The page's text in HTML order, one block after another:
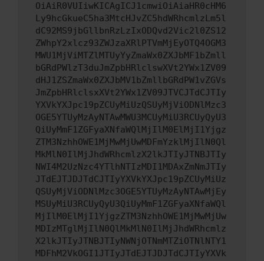
OiAiR0VUIiwKICAgICJ1cmwiOiAiaHR0cHM6
Ly9hcGkueC5ha3MtcHJvZC5hdWRhcmlzLm5l
dC92MS9jbGllbnRzLzIxODQvd2Vic2l0ZS12
ZWhpY2xlcz93ZWJzaXRlPTVmMjEyOTQ4OGM3
MWU1MjViMTZlMTUyYyZmaWx0ZXJbMF1bZmll
bGRdPWlzT3duJmZpbHRlclswXVt2YWx1ZV09
dHJ1ZSZmaWx0ZXJbMV1bZmllbGRdPW1vZGVs
JmZpbHRlclsxXVt2YWx1ZV09JTVCJTdCJTIy
YXVkYXJpc19pZCUyMiUzQSUyMjViODNlMzc3
OGE5YTUyMzAyNTAwMWU3MCUyMiU3RCUyQyU3
QiUyMmF1ZGFyaXNfaWQlMjIlM0ElMjI1Yjgz
ZTM3NzhhOWE1MjMwMjUwMDFmYzklMjIlN0Ql
MkMlN0IlMjJhdWRhcmlzX2lkJTIyJTNBJTIy
NWI4M2UzNzc4YTlhNTIzMDI1MDAxZmNmJTIy
JTdEJTJDJTdCJTIyYXVkYXJpc19pZCUyMiUz
QSUyMjViODNlMzc3OGE5YTUyMzAyNTAwMjEy
MSUyMiU3RCUyQyU3QiUyMmF1ZGFyaXNfaWQl
MjIlM0ElMjI1YjgzZTM3NzhhOWE1MjMwMjUw
MDIzMTglMjIlN0QlMkMlN0IlMjJhdWRhcmlz
X2lkJTIyJTNBJTIyNWNjOTNmMTZiOTNlNTY1
MDFhM2VkOGI1JTIyJTdEJTJDJTdCJTIyYXVk